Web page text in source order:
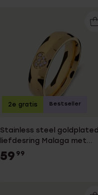
Stainless steel goldplated
liefdesring Malaga met
zirkonia voor dames
59 99
2e gratis Bestseller